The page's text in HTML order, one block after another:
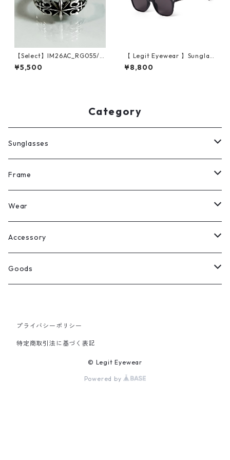
【Select】IM26AC_RG055/
Vintage Cross Star Ring（Si
lver）
¥5,500
【 Legit Eyewear 】Sunglas
ses Uda (Black/Grey)
¥8,800
Category
Sunglasses
All
Legit Eyewear
Select
Frame
ボストン
ウェリントン
スクエア
ラウンド
Wear
All
Tee
Sewat
Accessory
Ring
Silver
Bracelet
Goods
Cap
プライバシーポリシー
特定商取引法に基づく表記
© Legit Eyewear
Powered by